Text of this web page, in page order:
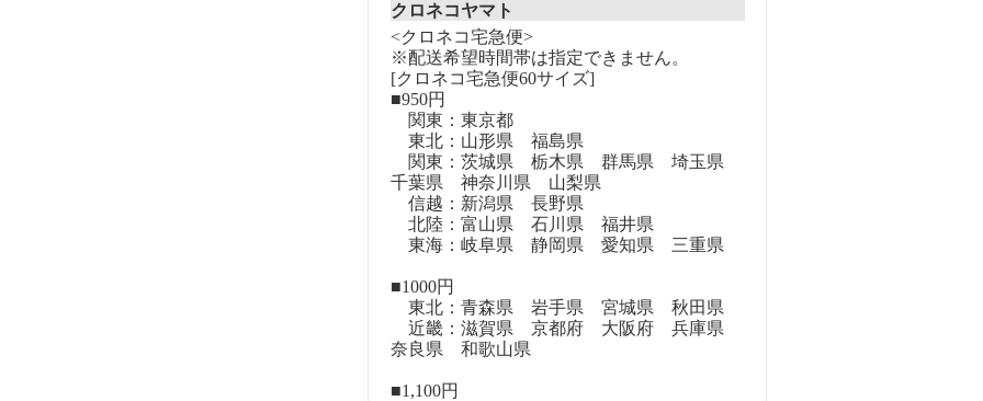
クロネコヤマト
<クロネコ宅急便>
※配送希望時間帯は指定できません。
[クロネコ宅急便60サイズ]
■950円
関東：東京都
東北：山形県 福島県
関東：茨城県 栃木県 群馬県 埼玉県
千葉県 神奈川県 山梨県
信越：新潟県 長野県
北陸：富山県 石川県 福井県
東海：岐阜県 静岡県 愛知県 三重県
■1000円
東北：青森県 岩手県 宮城県 秋田県
近畿：滋賀県 京都府 大阪府 兵庫県
奈良県 和歌山県
■1,100円